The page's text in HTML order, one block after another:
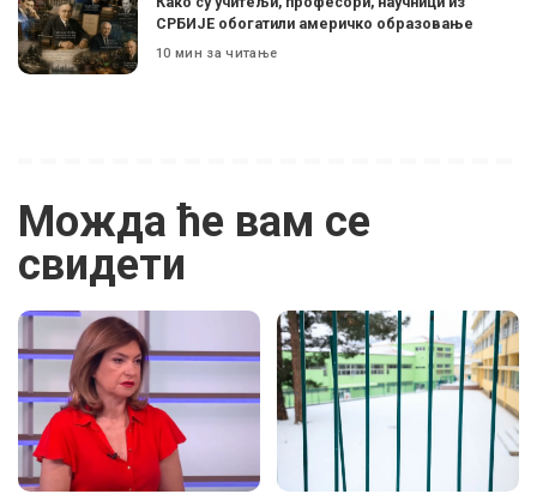
СРБИЈЕ обогатили америчко образовање
10 мин за читање
Можда ће вам се
свидети